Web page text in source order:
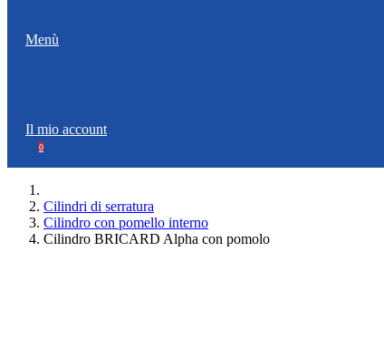
Menù
Il mio account
0
Cilindri di serratura
Cilindro con pomello interno
Cilindro BRICARD Alpha con pomolo